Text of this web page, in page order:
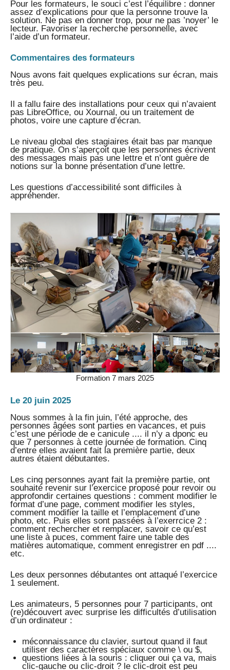
Pour les formateurs, le souci c’est l’équilibre : donner
assez d’explications pour que la personne trouve la
solution. Ne pas en donner trop, pour ne pas ’noyer’ le
lecteur. Favoriser la recherche personnelle, avec
l’aide d’un formateur.
Commentaires des formateurs
Nous avons fait quelques explications sur écran, mais
très peu.
Il a fallu faire des installations pour ceux qui n’avaient
pas LibreOffice, ou Xournal, ou un traitement de
photos, voire une capture d’écran.
Le niveau global des stagiaires était bas par manque
de pratique. On s’aperçoit que les personnes écrivent
des messages mais pas une lettre et n’ont guère de
notions sur la bonne présentation d’une lettre.
Les questions d’accessibilité sont difficiles à
appréhender.
Formation 7 mars 2025
Le 20 juin 2025
Nous sommes à la fin juin, l’été approche, des
personnes âgées sont parties en vacances, et puis
c’est une période de e canicule .... il n’y a dponc eu
que 7 personnes à cette journée de formation. Cinq
d’entre elles avaient fait la première partie, deux
autres étaient débutantes.
Les cinq personnes ayant fait la première partie, ont
souhaité revenir sur l’exercice proposé pour revoir ou
approfondir certaines questions : comment modifier le
format d’une page, comment modifier les styles,
comment modifier la taille et l’emplacement d’une
photo, etc. Puis elles sont passées à l’exerrcice 2 :
comment rechercher et remplacer, savoir ce qu’est
une liste à puces, comment faire une table des
matières automatique, comment enregistrer en pdf ....
etc.
Les deux personnes débutantes ont attaqué l’exercice
1 seulement.
Les animateurs, 5 personnes pour 7 participants, ont
(re)découvert avec surprise les difficultés d’utilisation
d’un ordinateur :
méconnaissance du clavier, surtout quand il faut
utiliser des caractères spéciaux comme \ ou $,
questions liées à la souris : cliquer oui ça va, mais
clic-gauche ou clic-droit ? le clic-droit est peu